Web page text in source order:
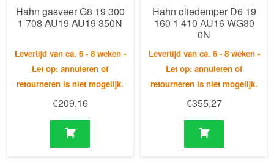
Let op: annuleren of
retourneren is niet mogelijk.
Let op: annuleren of
retourneren is niet mogelijk.
355,27